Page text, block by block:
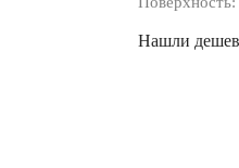
Нашли